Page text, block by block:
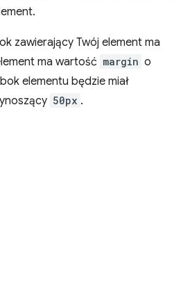
zawierający Twój element ma
ma wartość margin o
elementu będzie miał
50px .